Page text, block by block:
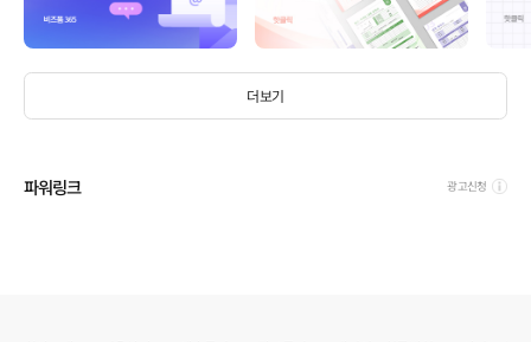
더보기
파워링크 광고신청